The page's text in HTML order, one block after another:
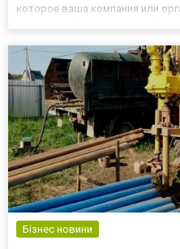
которое ваша компания или
предлагает...
Бізнес новини